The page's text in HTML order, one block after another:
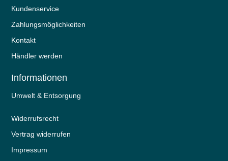
Kundenservice
Zahlungsmöglichkeiten
Kontakt
Händler werden
Informationen
Umwelt & Entsorgung
Widerrufs­recht
Vertrag widerrufen
Impressum